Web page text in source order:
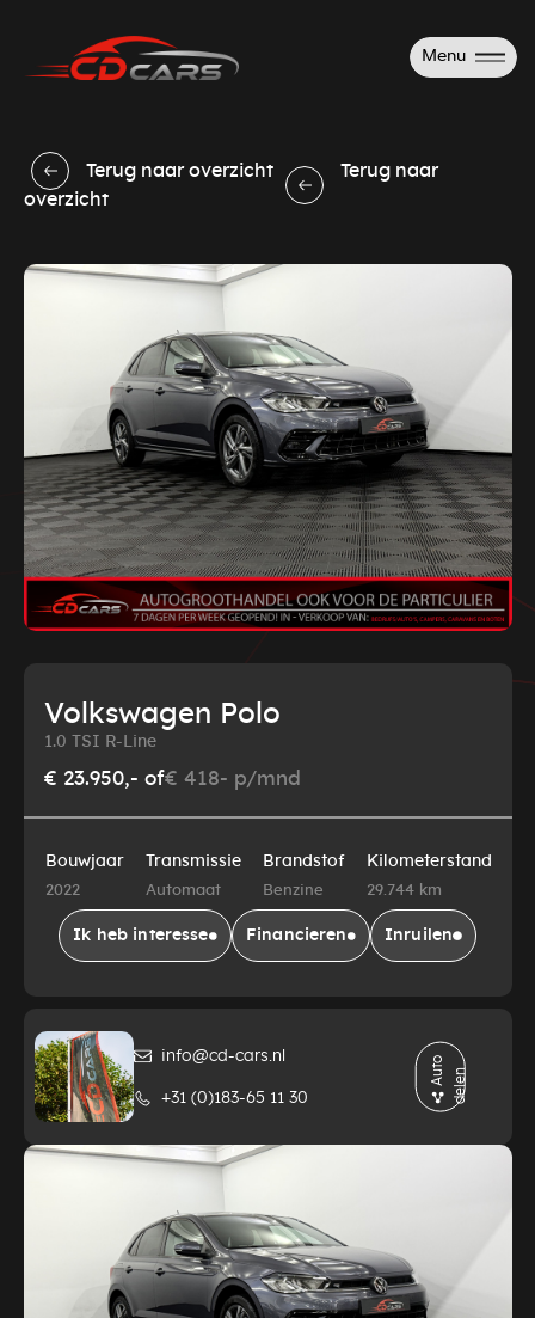
Menu
Terug naar overzicht
Terug naar
overzicht
Volkswagen Polo
1.0 TSI R-Line
€ 23.950,- of€ 418- p/mnd
Bouwjaar
2022
Transmissie
Automaat
Brandstof
Benzine
Kilometerstand
29.744 km
Ik heb interesse Financieren Inruilen
info@cd-cars.nl
+31 (0)183-65 11 30
A u
t
o
d
e
l
e n